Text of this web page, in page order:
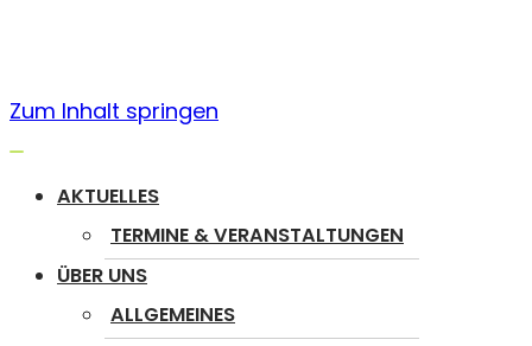
Zum Inhalt springen
umschalten
AKTUELLES
TERMINE & VERANSTALTUNGEN
ÜBER UNS
ALLGEMEINES